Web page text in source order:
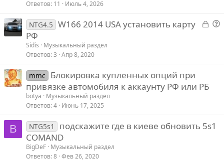
р
Ответов 11 Июль 4, 2026
З
ы
ы
В
о
NTG4.5 W166 2014 USA установить карту
РФ
Sidis
Музыкальный раздел
Ответов 3 Апр 8, 2020
mmc
Блокировка купленных опций при
привязке автомобиля к аккаунту РФ или РБ
botya
Музыкальный раздел
Ответов 4 Июнь 17, 2025
B NTG5s1
подскажите где в киеве обновить 5s1
COMAND
BigDeF Музыкальный раздел
Ответов 8 Фев 26, 2020